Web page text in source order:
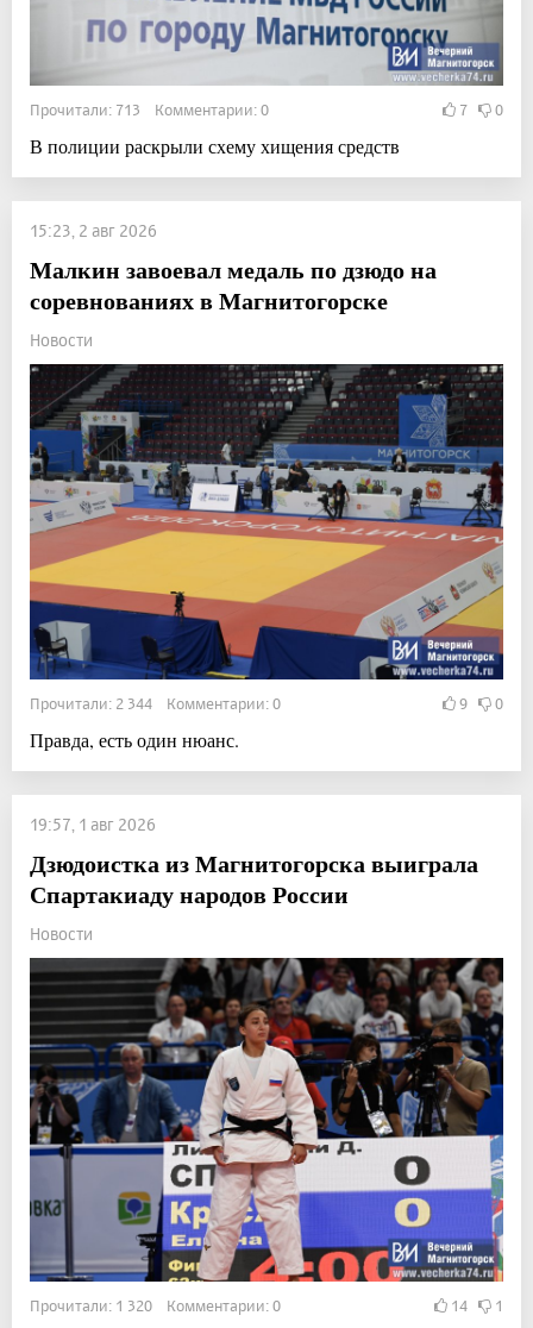
Прочитали: 713 Комментарии: 0 7 0
В полиции раскрыли схему хищения средств
15:23, 2 авг 2026
Малкин завоевал медаль по дзюдо на
соревнованиях в Магнитогорске
Новости
Прочитали: 2 344 Комментарии: 0 9 0
Правда, есть один нюанс.
19:57, 1 авг 2026
Дзюдоистка из Магнитогорска выиграла
Спартакиаду народов России
Новости
Прочитали: 1 320 Комментарии: 0 14 1